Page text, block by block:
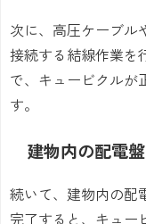
次に、高圧ケーブル
接続する結線作業を
で、キュービクルが
す。
建物内の配電
続いて、建物内の配
完了すると、キュー